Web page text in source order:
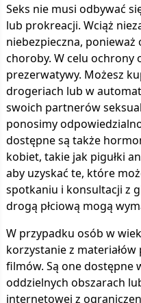
Seks nie musi odbywać
lub prokreacji. Wciąż
niebezpieczna,
choroby. W celu ochrony
prezerwatywy. Możesz
drogeriach lub w
swoich partnerów
ponosimy
dostępne są także
kobiet, takie jak pigułki
aby uzyskać te, które
spotkaniu i konsultacji z
drogą płciową mogą
W przypadku osób w
korzystanie z
filmów. Są one dostępne
oddzielnych obszarach
internetowej z